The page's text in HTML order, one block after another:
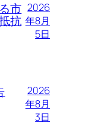
市
抗
2026
年8月
5日
2026
年8月
3日